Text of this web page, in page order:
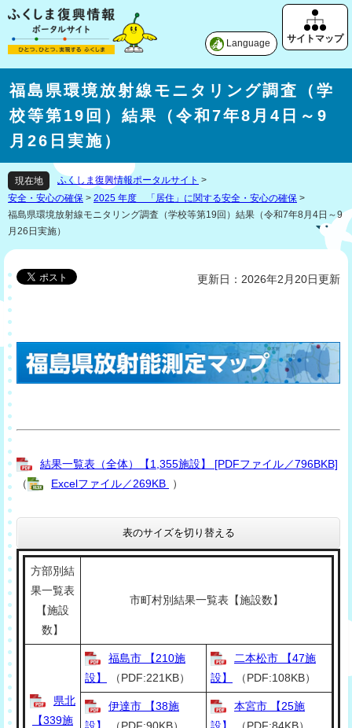
Language
福島県環境放射線モニタリング調査（学
校等第19回）結果（令和7年8月4日～9
月26日実施）
現在地 ふくしま復興情報ポータルサイト >
安全・安心の確保 > 2025 年度 「居住」に関する安全・安心の確保 >
福島県環境放射線モニタリング調査（学校等第19回）結果（令和7年8月4日～9
月26日実施）
更新日：2026年2月20日更新
結果一覧表（全体）【1,355施設】 [PDFファイル／796BKB]
（
Excelファイル／269KB ）
表のサイズを切り替える
方部別結
果一覧表
【施設
数】
市町村別結果一覧表【施設数】
県北
【339施
福島市 【210施
設】
（PDF:221KB）
二本松市 【47施
設】
（PDF:108KB）
伊達市 【38施
設】
（PDF:90KB）
本宮市 【25施
設】
（PDF:84KB）